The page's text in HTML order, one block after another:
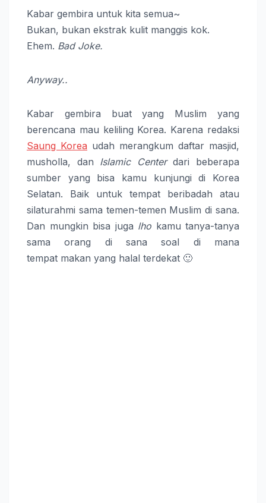
Kabar gembira untuk kita semua~
Bukan, bukan ekstrak kulit manggis kok.
Ehem. Bad Joke.
Anyway..
Kabar gembira buat yang Muslim yang
berencana mau keliling Korea. Karena redaksi
Saung Korea udah merangkum daftar masjid,
musholla, dan Islamic Centerdari beberapa
sumber yang bisa kamu kunjungi di Korea
Selatan. Baik untuk tempat beribadah atau
silaturahmi sama temen-temen Muslim di sana.
Dan mungkin bisa juga lho kamu tanya-tanya
sama orang di sana soal di mana
tempat makan yang halal terdekat 🙂